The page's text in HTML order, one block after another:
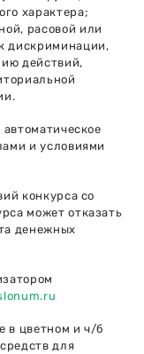
характера;
расовой или
дискриминации,
действий,
и условиями
конкурса со
может отказать
денежных
в цветном и ч/б
для